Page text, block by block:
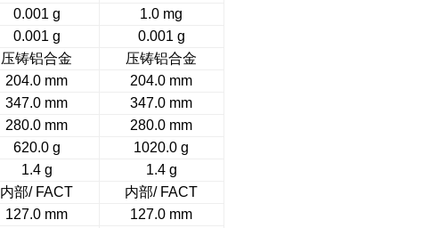
0.001 g
1.0 mg
0.001 g
0.001 g
压铸铝合金
压铸铝合金
204.0 mm
204.0 mm
347.0 mm
347.0 mm
280.0 mm
280.0 mm
620.0 g
1020.0 g
1.4 g
1.4 g
内部/ FACT 内部/ FACT
127.0 mm
127.0 mm